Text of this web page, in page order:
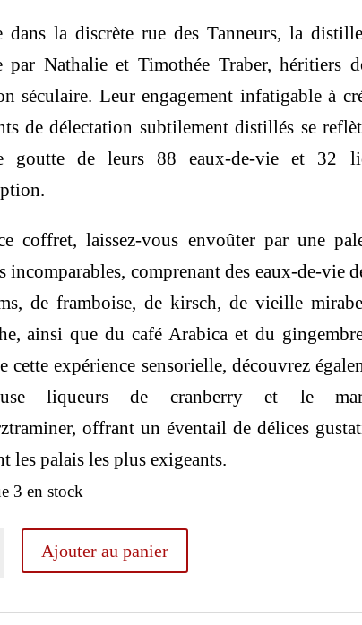
dans la discrète rue des Tanneurs, la
par Nathalie et Timothée Traber, héritiers
séculaire. Leur engagement infatigable à
de délectation subtilement distillés se
goutte de leurs 88 eaux-de-vie et 32
coffret, laissez-vous envoûter par une
incomparables, comprenant des eaux-de-vie
de framboise, de kirsch, de vieille
ainsi que du café Arabica et du
cette expérience sensorielle, découvrez
liqueurs de cranberry et le
offrant un éventail de délices
les palais les plus exigeants.
3 en stock
Ajouter au panier